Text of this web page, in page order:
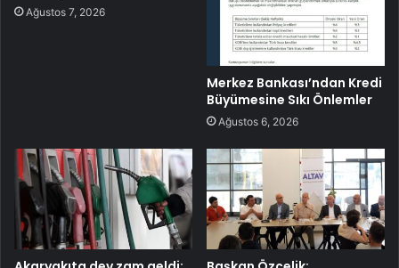
Ağustos 7, 2026
Merkez Bankası’ndan Kredi
Büyümesine Sıkı Önlemler
Ağustos 6, 2026